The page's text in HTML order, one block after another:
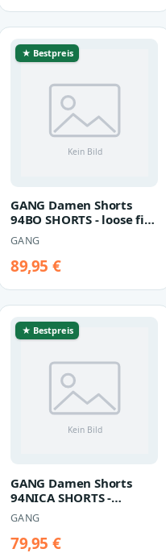
★ Bestpreis
GANG Damen Shorts
94BO SHORTS - loose fit
Hose holiday wash
GANG
89,95 €
★ Bestpreis
GANG Damen Shorts
94NICA SHORTS -
boyfriend fit asparagus
GANG
79,95 €